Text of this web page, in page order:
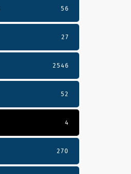
56
27
2546
52
4
270